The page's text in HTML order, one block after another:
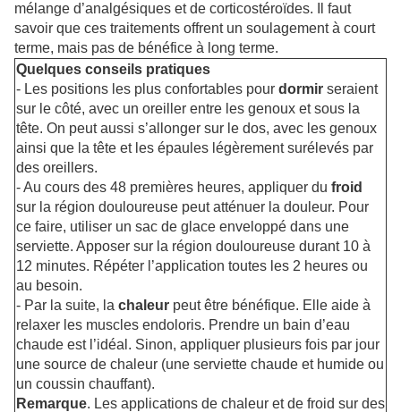
mélange d’analgésiques et de corticostéroïdes. Il faut
savoir que ces traitements offrent un soulagement à court
terme, mais pas de bénéfice à long terme.
Quelques conseils pratiques
- Les positions les plus confortables pour dormir seraient
sur le côté, avec un oreiller entre les genoux et sous la
tête. On peut aussi s’allonger sur le dos, avec les genoux
ainsi que la tête et les épaules légèrement surélevés par
des oreillers.
- Au cours des 48 premières heures, appliquer du froid
sur la région douloureuse peut atténuer la douleur. Pour
ce faire, utiliser un sac de glace enveloppé dans une
serviette. Apposer sur la région douloureuse durant 10 à
12 minutes. Répéter l’application toutes les 2 heures ou
au besoin.
- Par la suite, la chaleur peut être bénéfique. Elle aide à
relaxer les muscles endoloris. Prendre un bain d’eau
chaude est l’idéal. Sinon, appliquer plusieurs fois par jour
une source de chaleur (une serviette chaude et humide ou
un coussin chauffant).
Remarque. Les applications de chaleur et de froid sur des